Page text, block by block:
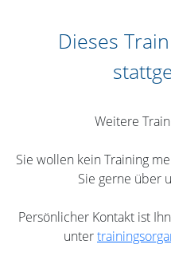
Dieses
Weitere
Sie wollen kein Training
Sie gerne über
Persönlicher Kontakt ist
unter